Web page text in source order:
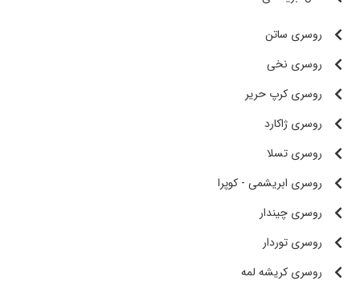
روسری ساتن
روسری نخی
روسری کرپ حریر
روسری ژاکارد
روسری تسلا
روسری ابریشمی - کوپرا
روسری چیندار
روسری توردار
روسری کریشه لمه